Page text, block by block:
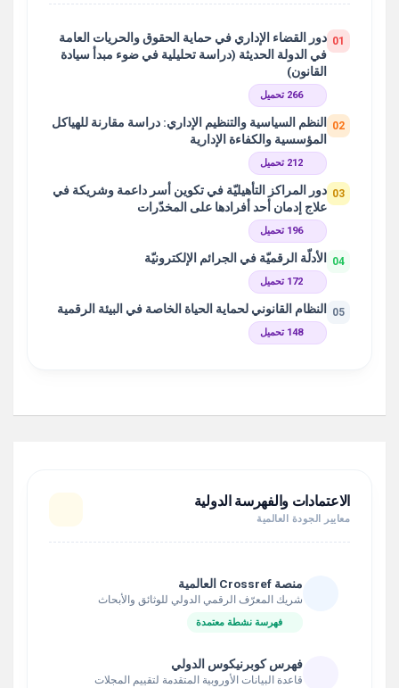
01 دور القضاء الإداري في حماية الحقوق والحريات العامة
في الدولة الحديثة (دراسة تحليلية في ضوء مبدأ سيادة
القانون)
266 تحميل
02
النظم السياسية والتنظيم الإداري: دراسة مقارنة للهياكل
المؤسسية والكفاءة الإدارية
212 تحميل
03 دور المراكز التأهيليّة في تكوين أسر داعمة وشريكة في
علاج إدمان أحد أفرادها على المخدّرات
196 تحميل
04 الأدلّة الرقميّة في الجرائم الإلكترونيّة
172 تحميل
05 النظام القانوني لحماية الحياة الخاصة في البيئة الرقمية
148 تحميل
الاعتمادات والفهرسة الدولية
معايير الجودة العالمية
منصة Crossref العالمية
شريك المعرّف الرقمي الدولي للوثائق والأبحاث
فهرسة نشطة معتمدة
فهرس كوبرنيكوس الدولي
قاعدة البيانات الأوروبية المتقدمة لتقييم المجلات